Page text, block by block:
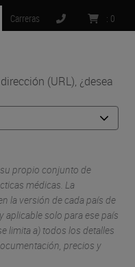
(URL), ¿desea
propio conjunto de
médicas. La
la versión de cada país de
aplicable solo para ese país
limita a) todos los detalles
precios y
Carreras : 0
MENU
Ciencias De La Vida •
RNA and Protein